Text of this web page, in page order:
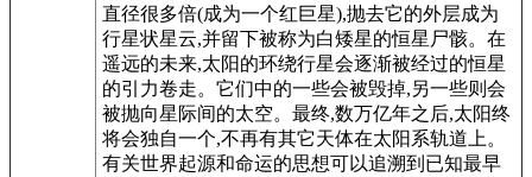
直径很多倍(成为一个红巨星),抛去它的外层成为
行星状星云,并留下被称为白矮星的恒星尸骸。在
遥远的未来,太阳的环绕行星会逐渐被经过的恒星
的引力卷走。它们中的一些会被毁掉,另一些则会
被抛向星际间的太空。最终,数万亿年之后,太阳终
将会独自一个,不再有其它天体在太阳系轨道上。
有关世界起源和命运的思想可以追溯到已知最早